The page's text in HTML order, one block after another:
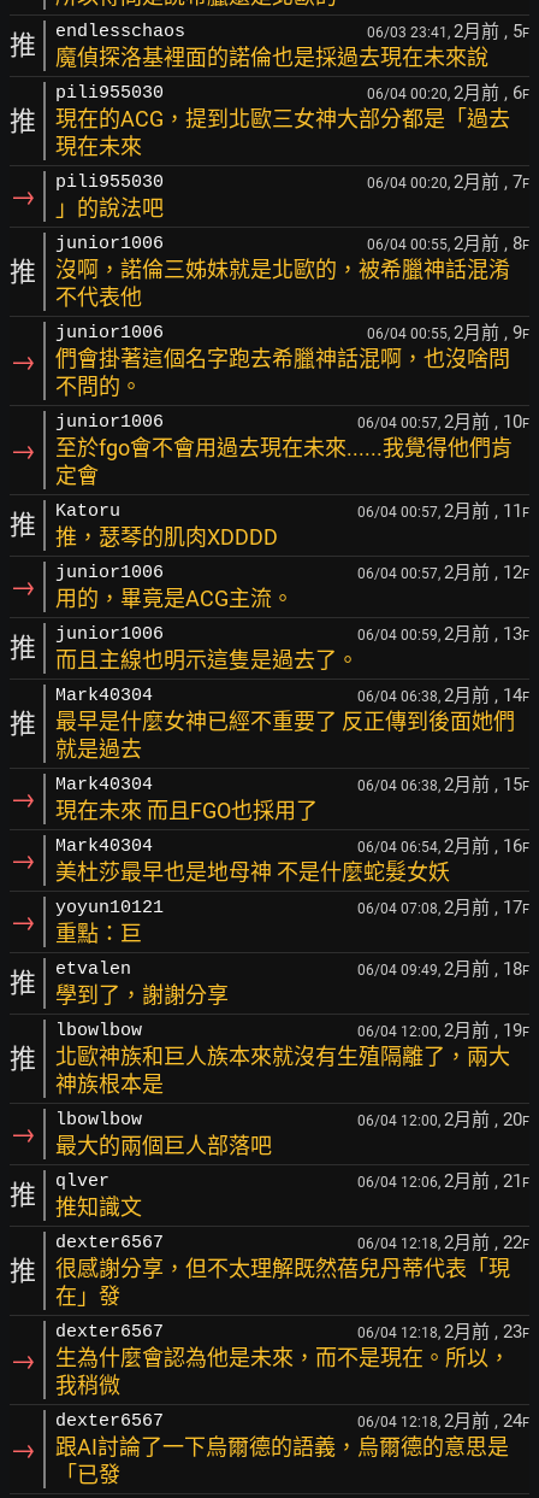
推 endlesschaos 06/03 23:41, 2月前 , 5F
魔偵探洛基裡面的諾倫也是採過去現在未來說
推
pili955030 06/04 00:20, 2月前 , 6F
現在的ACG，提到北歐三女神大部分都是「過去
現在未來
→ pili955030 06/04 00:20, 2月前 , 7F
」的說法吧
推
junior1006 06/04 00:55, 2月前 , 8F
沒啊，諾倫三姊妹就是北歐的，被希臘神話混淆
不代表他
→
junior1006 06/04 00:55, 2月前 , 9F
們會掛著這個名字跑去希臘神話混啊，也沒啥問
不問的。
→
junior1006 06/04 00:57, 2月前 , 10F
至於fgo會不會用過去現在未來......我覺得他們肯
定會
推 Katoru 06/04 00:57, 2月前 , 11 F
推，瑟琴的肌肉XDDDD
→ junior1006 06/04 00:57, 2月前 , 12F
用的，畢竟是ACG主流。
推 junior1006 06/04 00:59, 2月前 , 13F
而且主線也明示這隻是過去了。
推
Mark40304 06/04 06:38, 2月前 , 14F
最早是什麼女神已經不重要了 反正傳到後面她們
就是過去
→ Mark40304 06/04 06:38, 2月前 , 15F
現在未來 而且FGO也採用了
→ Mark40304 06/04 06:54, 2月前 , 16F
美杜莎最早也是地母神 不是什麼蛇髮女妖
→ yoyun10121 06/04 07:08, 2月前 , 17F
重點：巨
推 etvalen 06/04 09:49, 2月前 , 18F
學到了，謝謝分享
推
lbowlbow 06/04 12:00, 2月前 , 19F
北歐神族和巨人族本來就沒有生殖隔離了，兩大
神族根本是
→ lbowlbow 06/04 12:00, 2月前 , 20F
最大的兩個巨人部落吧
推 qlver 06/04 12:06, 2月前 , 21 F
推知識文
推
dexter6567 06/04 12:18, 2月前 , 22F
很感謝分享，但不太理解既然蓓兒丹蒂代表「現
在」發
→
dexter6567 06/04 12:18, 2月前 , 23F
生為什麼會認為他是未來，而不是現在。所以，
我稍微
→
dexter6567 06/04 12:18, 2月前 , 24F
跟AI討論了一下烏爾德的語義，烏爾德的意思是
「已發